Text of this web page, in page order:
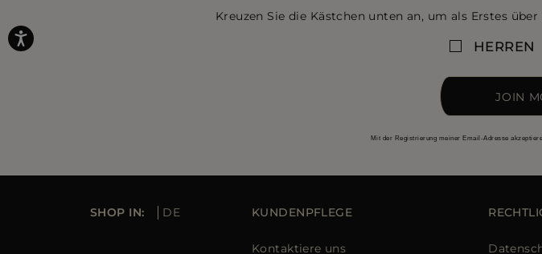
Kreuzen Sie die Kästchen unten an, um als Erstes
HERREN
JOIN
Mit der Registrierung meiner Email-Adresse
SHOP IN: DE KUNDENPFLEGE
Kontaktiere uns